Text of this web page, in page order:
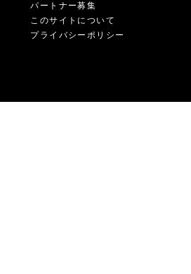
パートナー募集
このサイトについて
プライバシーポリシー